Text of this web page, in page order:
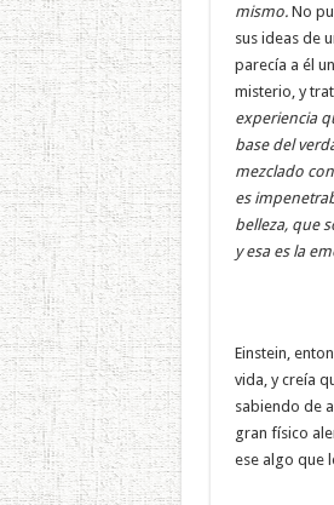
mismo.No
sus ideas de
parecía a él
misterio, y
experiencia
base del
mezclado
es
belleza, que
y esa es la
Einstein,
vida, y creía
sabiendo de
gran físico
ese algo que